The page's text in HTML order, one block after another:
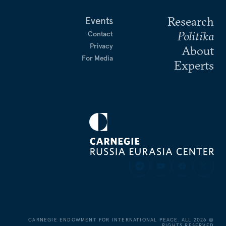
Research
Politika
About
Experts
Events
Contact
Privacy
For Media
©
2026
CARNEGIE ENDOWMENT FOR INTERNATIONAL PEACE. ALL